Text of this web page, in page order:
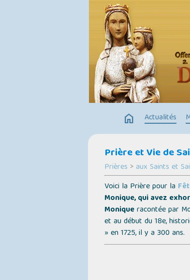
home Actualités
Prière et Vie de
Prières > aux Saints et
Voici la Prière pour la
Monique, qui avez
Moniqueracontée par
et au début du 18e,
»en 1725, il y a 300 ans.